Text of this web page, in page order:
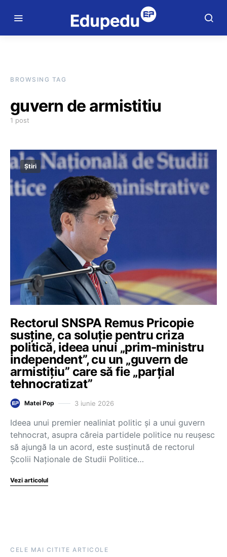
BROWSING TAG
guvern de armistitiu
1 post
Știri
Rectorul SNSPA Remus Pricopie
susține, ca soluție pentru criza
politică, ideea unui „prim-ministru
independent”, cu un „guvern de
armistițiu” care să fie „parțial
tehnocratizat”
Matei Pop 3 iunie 2026
Ideea unui premier nealiniat politic și a unui guvern
tehnocrat, asupra căreia partidele politice nu reușesc
să ajungă la un acord, este susținută de rectorul
Școlii Naționale de Studii Politice…
Vezi articolul
CELE MAI CITITE ARTICOLE